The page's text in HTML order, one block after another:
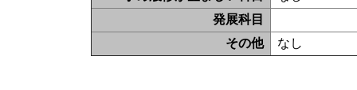
発展科目
その他
なし